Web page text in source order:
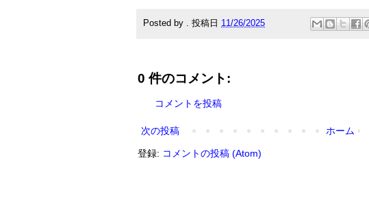
Posted by . 投稿日 11/26/2025
0 件のコメント:
コメントを投稿
次の投稿 ホーム
登録: コメントの投稿 (Atom)